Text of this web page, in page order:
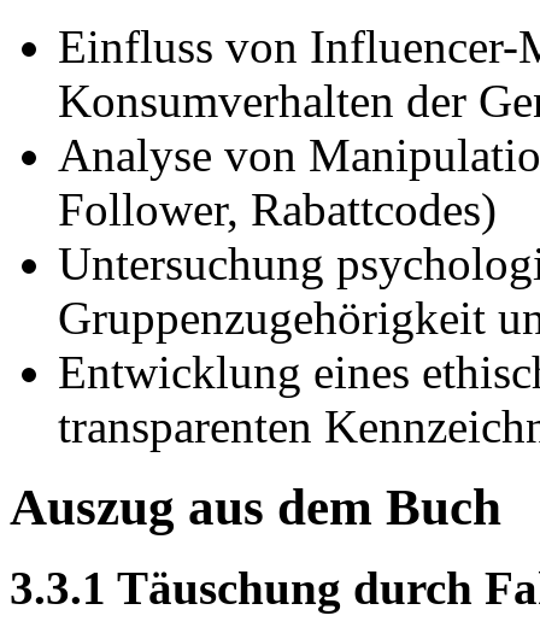
Einfluss von Influencer-
Konsumverhalten der
Analyse von
Follower, Rabattcodes)
Untersuchung
Gruppenzugehörigkeit
Entwicklung eines
transparenten
Auszug aus dem Buch
3.3.1 Täuschung durch